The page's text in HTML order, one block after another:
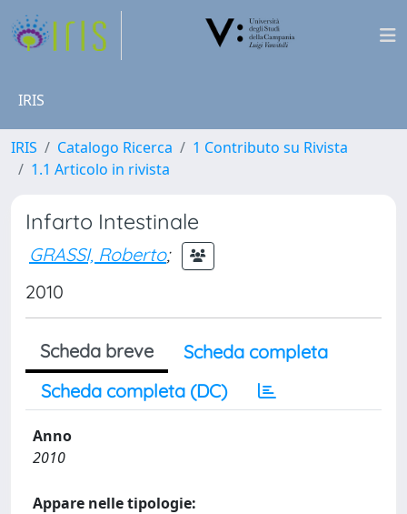
IRIS
IRIS Catalogo Ricerca
1 Contributo su Rivista
1.1 Articolo in rivista
Infarto Intestinale
GRASSI, Roberto;
2010
Scheda breve
Scheda completa
Scheda completa (DC)
Anno
2010
Appare nelle tipologie: